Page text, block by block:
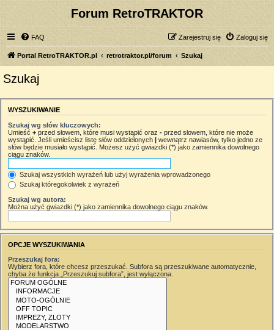
Forum RetroTRAKTOR
FAQ Zaloguj się
Zarejestruj się
Portal RetroTRAKTOR.pl retrotraktor.pl/forum Szukaj
Szukaj
WYSZUKIWANIE
Szukaj wg słów kluczowych:
Umieść + przed słowem, które musi wystąpić oraz - przed słowem, które nie może
wystąpić. Jeśli umieścisz listę słów oddzielonych | wewnątrz nawiasów, tylko jedno ze
słów będzie musiało wystąpić. Możesz użyć gwiazdki (*) jako zamiennika dowolnego
ciągu znaków.
Szukaj wszystkich wyrażeń lub użyj wyrażenia wprowadzonego
Szukaj któregokolwiek z wyrażeń
Szukaj wg autora:
Można użyć gwiazdki (*) jako zamiennika dowolnego ciągu znaków.
OPCJE WYSZUKIWANIA
Przeszukaj fora:
Wybierz fora, które chcesz przeszukać. Subfora są przeszukiwane automatycznie,
chyba że funkcja „Przeszukuj subfora”, jest wyłączona.